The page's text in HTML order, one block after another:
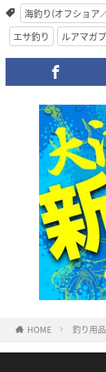
海釣り(オフショア
エサ釣り
ルアマガ
HOME 釣り用品